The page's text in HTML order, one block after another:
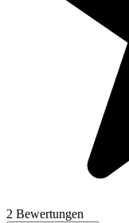
2 Bewertungen